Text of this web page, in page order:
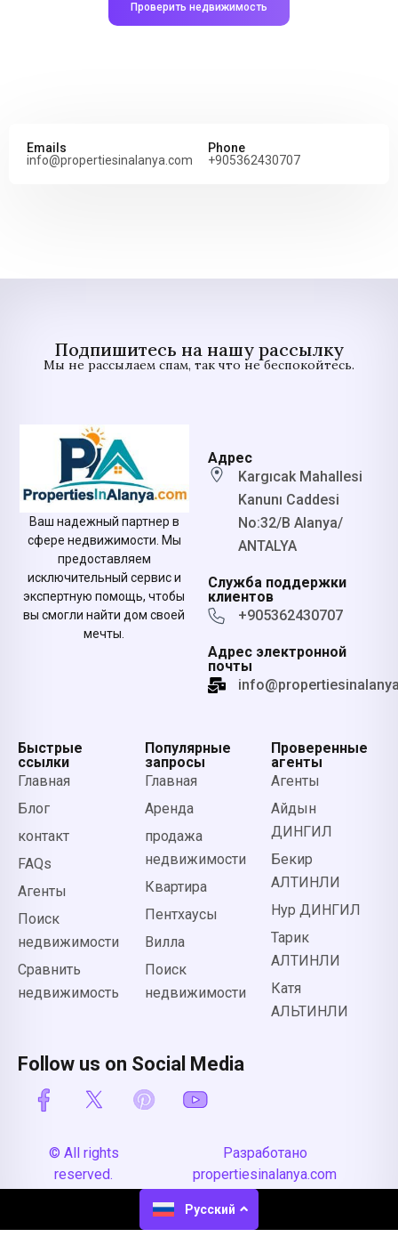
Проверить недвижимость
Emails
info@propertiesinalanya.com
Phone
+905362430707
Подпишитесь на нашу рассылку
Мы не рассылаем спам, так что не беспокойтесь.
Ваш надежный партнер в
сфере недвижимости. Мы
предоставляем
исключительный сервис и
экспертную помощь, чтобы
вы смогли найти дом своей
мечты.
Адрес
Kargıcak Mahallesi
Kanunı Caddesi
No:32/B Alanya/
ANTALYA
Служба поддержки
клиентов
+905362430707
Адрес электронной
почты
Быстрые
ссылки
Главная
Блог
контакт
FAQs
Агенты
Поиск
недвижимости
Сравнить
недвижимость
Популярные
запросы
Главная
Аренда
продажа
недвижимости
Квартира
Пентхаусы
Вилла
Поиск
недвижимости
Проверенные
агенты
Агенты
Айдын
ДИНГИЛ
Бекир
АЛТИНЛИ
Нур ДИНГИЛ
Тарик
АЛТИНЛИ
Катя
АЛЬТИНЛИ
Follow us on Social Media
© All rights
reserved.
Разработано
propertiesinalanya.com
Русский